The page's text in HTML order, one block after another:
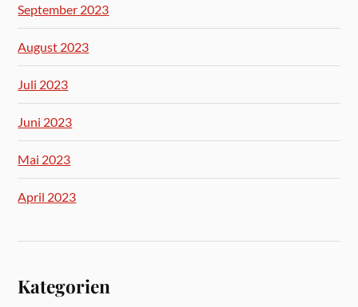
September 2023
August 2023
Juli 2023
Juni 2023
Mai 2023
April 2023
Kategorien